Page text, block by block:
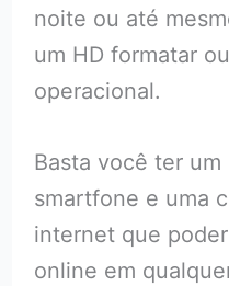
noite ou até
um HD formatar
operacional.
Basta você ter
smartfone e uma
internet que
online em